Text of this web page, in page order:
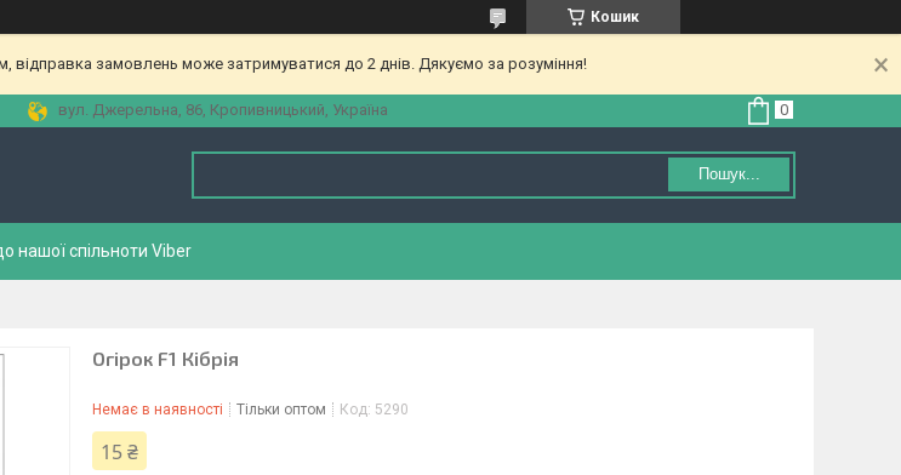
Кошик
відправка замовлень може затримуватися до 2 днів. Дякуємо за розуміння!
вул. Джерельна, 86, Кропивницький, Україна
Пошук...
нашої спільноти Viber
Огірок F1 Кібрія
Немає в наявності Тільки оптом Код: 5290
15 ₴